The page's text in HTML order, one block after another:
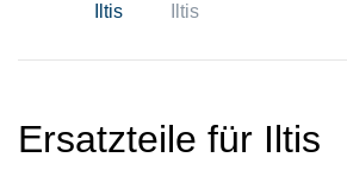
Iltis Iltis
Ersatzteile für Iltis